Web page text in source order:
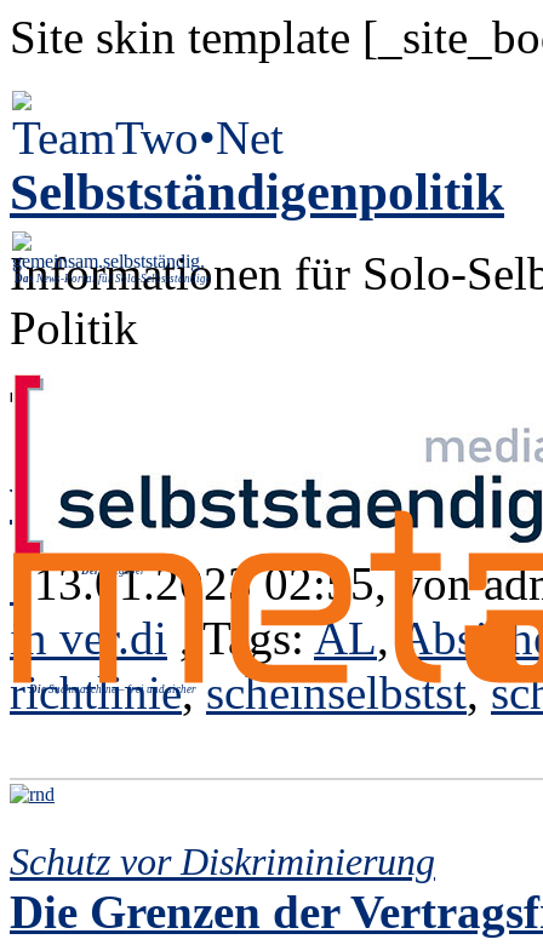
Site skin template
Selbstständigenpolitik
Informationen für Solo-
Politik
Das News-Portal für Solo-Selbstständige
DerRatgeber
DieSuchmaschine – frei und sicher
Tag: "AL"
www.facebook.com/
13.01.2023 02:55, von
in ver.di , Tags:AL,
richtlinie,scheinselbstst,
Schutz vor Diskriminierung
Die Grenzen der